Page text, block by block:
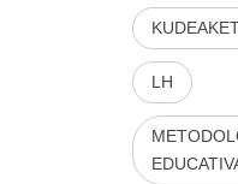
LH